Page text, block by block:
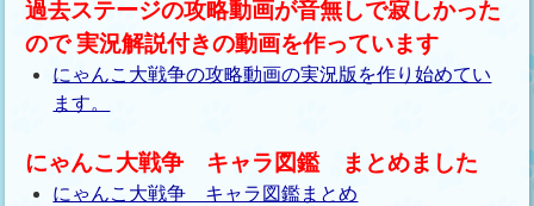
過去ステージの攻略動画が音無しで寂しかった
ので 実況解説付きの動画を作っています
にゃんこ大戦争の攻略動画の実況版を作り始めてい
ます。
にゃんこ大戦争 キャラ図鑑 まとめました
にゃんこ大戦争 キャラ図鑑まとめ